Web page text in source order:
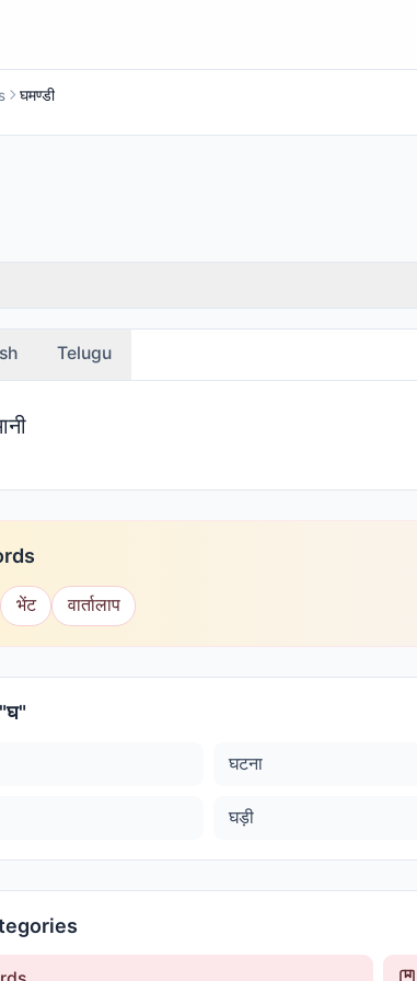
घमण्डी
Telugu
भेंट वार्तालाप
घ"
घटना
घड़ी